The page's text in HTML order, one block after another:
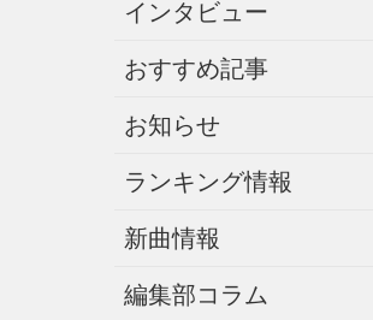
インタビュー
おすすめ記事
お知らせ
ランキング情報
新曲情報
編集部コラム